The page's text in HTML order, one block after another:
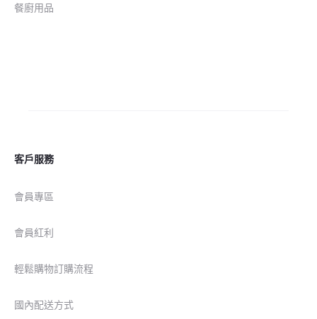
餐廚用品
客戶服務
會員專區
會員紅利
輕鬆購物訂購流程
國內配送方式